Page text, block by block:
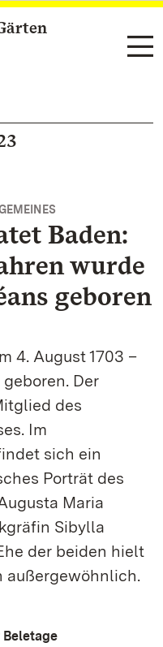
Baden:
wurde
geboren
4. August 1703 –
Der
des
Im
sich ein
Porträt des
Maria
Sibylla
der beiden hielt
außergewöhnlich.
Beletage